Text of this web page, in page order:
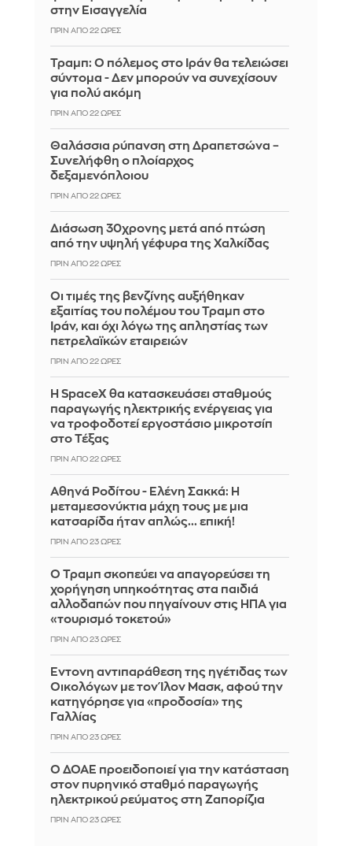
στην Εισαγγελία
ΠΡΙΝ ΑΠΌ 22 ΏΡΕΣ
Τραμπ: Ο πόλεμος στο Ιράν θα τελειώσει
σύντομα - Δεν μπορούν να συνεχίσουν
για πολύ ακόμη
ΠΡΙΝ ΑΠΌ 22 ΏΡΕΣ
Θαλάσσια ρύπανση στη Δραπετσώνα –
Συνελήφθη ο πλοίαρχος
δεξαμενόπλοιου
ΠΡΙΝ ΑΠΌ 22 ΏΡΕΣ
Διάσωση 30χρονης μετά από πτώση
από την υψηλή γέφυρα της Χαλκίδας
ΠΡΙΝ ΑΠΌ 22 ΏΡΕΣ
Οι τιμές της βενζίνης αυξήθηκαν
εξαιτίας του πολέμου του Τραμπ στο
Ιράν, και όχι λόγω της απληστίας των
πετρελαϊκών εταιρειών
ΠΡΙΝ ΑΠΌ 22 ΏΡΕΣ
Η SpaceX θα κατασκευάσει σταθμούς
παραγωγής ηλεκτρικής ενέργειας για
να τροφοδοτεί εργοστάσιο μικροτσίπ
στο Τέξας
ΠΡΙΝ ΑΠΌ 22 ΏΡΕΣ
Αθηνά Ροδίτου - Ελένη Σακκά: Η
μεταμεσονύκτια μάχη τους με μια
κατσαρίδα ήταν απλώς... επική!
ΠΡΙΝ ΑΠΌ 23 ΏΡΕΣ
Ο Τραμπ σκοπεύει να απαγορεύσει τη
χορήγηση υπηκοότητας στα παιδιά
αλλοδαπών που πηγαίνουν στις ΗΠΑ για
«τουρισμό τοκετού»
ΠΡΙΝ ΑΠΌ 23 ΏΡΕΣ
Έντονη αντιπαράθεση της ηγέτιδας των
Οικολόγων με τον Ίλον Μασκ, αφού την
κατηγόρησε για «προδοσία» της
Γαλλίας
ΠΡΙΝ ΑΠΌ 23 ΏΡΕΣ
Ο ΔΟΑΕ προειδοποιεί για την κατάσταση
στον πυρηνικό σταθμό παραγωγής
ηλεκτρικού ρεύματος στη Ζαπορίζια
ΠΡΙΝ ΑΠΌ 23 ΏΡΕΣ